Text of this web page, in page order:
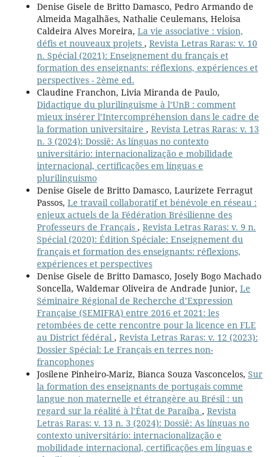
Denise Gisele de Britto Damasco, Pedro Armando de
Almeida Magalhães, Nathalie Ceulemans, Heloisa
Caldeira Alves Moreira, La vie associative : vision,
défis et nouveaux projets , Revista Letras Raras: v. 10
n. Spécial (2021): Enseignement du français et
formation des enseignants: réflexions, expériences et
perspectives - 2ème ed.
Claudine Franchon, Livia Miranda de Paulo,
Didactique du plurilinguisme à l’UnB : comment
mieux insérer l’Intercompréhension dans le cadre de
la formation universitaire , Revista Letras Raras: v. 13
n. 3 (2024): Dossiê: As línguas no contexto
universitário: internacionalização e mobilidade
internacional, certificações em línguas e
plurilinguismo
Denise Gisele de Britto Damasco, Laurizete Ferragut
Passos, Le travail collaboratif et bénévole en réseau :
enjeux actuels de la Fédération Brésilienne des
Professeurs de Français , Revista Letras Raras: v. 9 n.
Spécial (2020): Édition Spéciale: Enseignement du
français et formation des enseignants: réflexions,
expériences et perspectives
Denise Gisele de Britto Damasco, Josely Bogo Machado
Soncella, Waldemar Oliveira de Andrade Junior, Le
Séminaire Régional de Recherche d’Expression
Française (SEMIFRA) entre 2016 et 2021: les
retombées de cette rencontre pour la licence en FLE
au District fédéral , Revista Letras Raras: v. 12 (2023):
Dossier Spécial: Le Français en terres non-
francophones
Josilene Pinheiro-Mariz, Bianca Souza Vasconcelos, Sur
la formation des enseignants de portugais comme
langue non maternelle et étrangère au Brésil : un
regard sur la réalité à l’État de Paraíba , Revista
Letras Raras: v. 13 n. 3 (2024): Dossiê: As línguas no
contexto universitário: internacionalização e
mobilidade internacional, certificações em línguas e